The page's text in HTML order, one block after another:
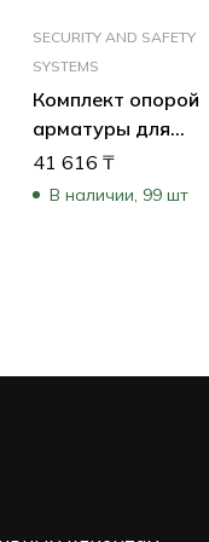
SECURITY AND SAFETY
SYSTEMS
Комплект опорой
арматуры для
установки на
подвесной потолок
41 616 ₸
В наличии, 99 шт